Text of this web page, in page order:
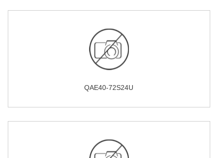
QAE40-72S24U